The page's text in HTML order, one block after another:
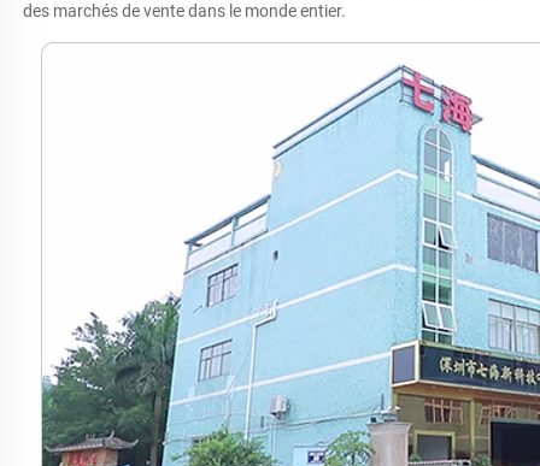
des marchés de vente dans le monde entier.